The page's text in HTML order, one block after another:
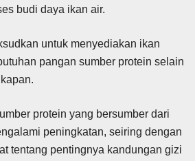
budi daya ikan air.
untuk menyediakan ikan
pangan sumber protein selain
protein yang bersumber dari
peningkatan, seiring dengan
tentang pentingnya kandungan gizi